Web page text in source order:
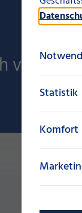
Statistik
Komfort
von uns